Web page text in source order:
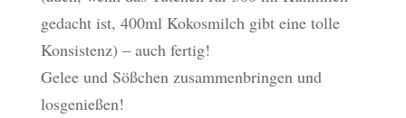
gedacht ist, 400ml Kokosmilch gibt eine tolle
Konsistenz) – auch fertig!
Gelee und Sößchen zusammenbringen und
losgenießen!